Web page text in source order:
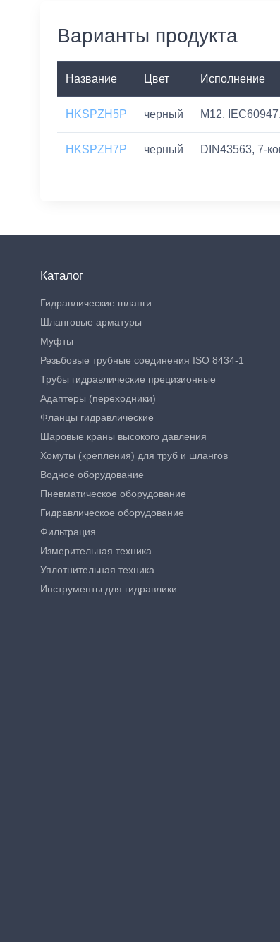
Варианты продукта
Название Цвет Исполнение
HKSPZH5P черный M12,
HKSPZH7P черный DIN43563, 7-
Каталог
Гидравлические шланги
Шланговые арматуры
Муфты
Резьбовые трубные соединения ISO 8434-1
Трубы гидравлические прецизионные
Адаптеры (переходники)
Фланцы гидравлические
Шаровые краны высокого давления
Хомуты (крепления) для труб и шлангов
Водное оборудование
Пневматическое оборудование
Гидравлическое оборудование
Фильтрация
Измерительная техника
Уплотнительная техника
Инструменты для гидравлики